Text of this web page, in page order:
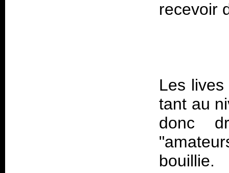
Les
tant au
donc